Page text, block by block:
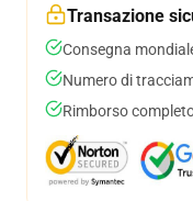
Transazione
Consegna
Numero di
Rimborso